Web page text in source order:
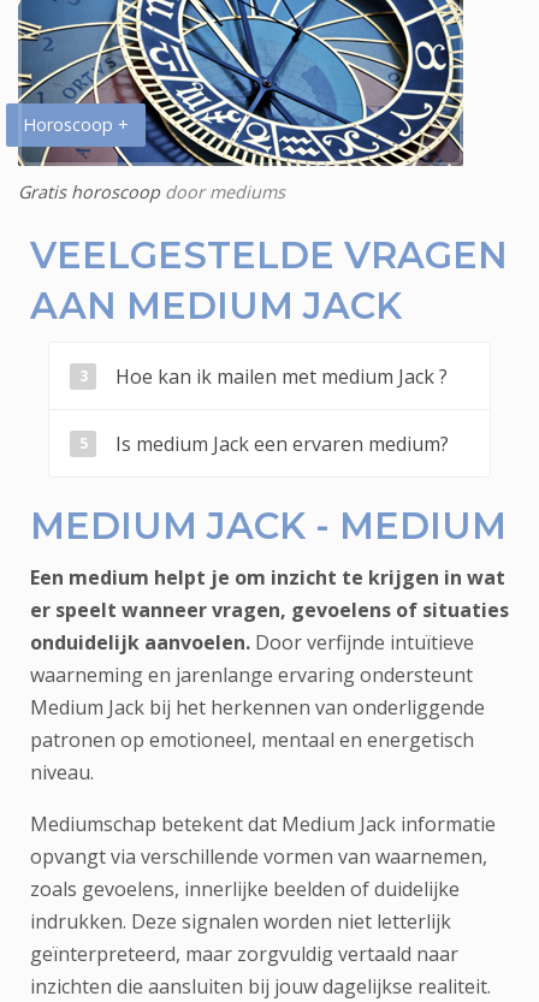
Horoscoop +
Gratis horoscoopdoor mediums
VEELGESTELDE VRAGEN
AAN MEDIUM JACK
Hoe kan ik mailen met medium Jack ?
Is medium Jack een ervaren medium?
MEDIUM JACK - MEDIUM
Een medium helpt je om inzicht te krijgen in wat
er speelt wanneer vragen, gevoelens of situaties
onduidelijk aanvoelen. Door verfijnde intuïtieve
waarneming en jarenlange ervaring ondersteunt
Medium Jack bij het herkennen van onderliggende
patronen op emotioneel, mentaal en energetisch
niveau.
Mediumschap betekent dat Medium Jack informatie
opvangt via verschillende vormen van waarnemen,
zoals gevoelens, innerlijke beelden of duidelijke
indrukken. Deze signalen worden niet letterlijk
geïnterpreteerd, maar zorgvuldig vertaald naar
inzichten die aansluiten bij jouw dagelijkse realiteit.